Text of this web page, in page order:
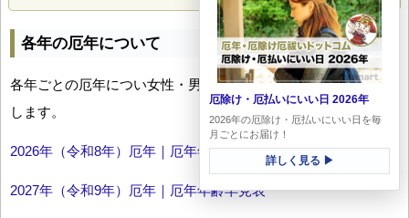
各年の厄年について
各年ごとの厄年につい女性・男性の年齢早見表とともにお伝え
します。
2026年（令和8年）厄年｜厄年年齢早見表
2027年（令和9年）厄年｜厄年年齢早見表
厄除け・厄払いにいい日 2026年
2026年の厄除け・厄払いにいい日を毎
月ごとにお届け！
詳しく見る ▶